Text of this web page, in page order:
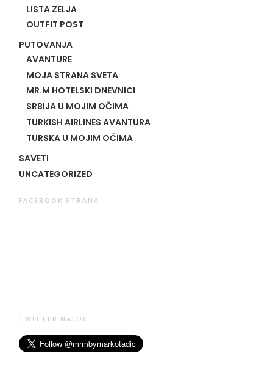
LISTA ZELJA
OUTFIT POST
PUTOVANJA
AVANTURE
MOJA STRANA SVETA
MR.M HOTELSKI DNEVNICI
SRBIJA U MOJIM OČIMA
TURKISH AIRLINES AVANTURA
TURSKA U MOJIM OČIMA
SAVETI
UNCATEGORIZED
FACEBOOK STRANA
TWITTER NALOG